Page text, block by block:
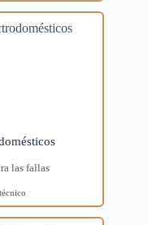
las fallas